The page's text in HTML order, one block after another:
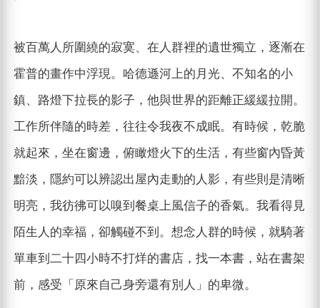
被百萬人所圍繞的寂寞、在人群裡的遺世獨立，逐漸在
霍普的畫作中浮現。哈德遜河上的月光、不知名的小
鎮、路燈下拉長的影子，他與世界的距離正緩緩拉開。
工作所伴隨的時差，往往令我夜不成眠。有時候，乾脆
就起來，坐在窗邊，俯瞰燈火下的生活，有些窗內昏黃
黯淡，隱約可以辨認出屋內走動的人影，有些則是清晰
明亮，我彷彿可以嗅到餐桌上風信子的香氣。我看得見
陌生人的幸福，卻觸碰不到。想念人群的時候，就騎著
單車到二十四小時不打烊的書店，找一本書，站在書架
前，感受「原來自己身旁還有別人」的卑微。